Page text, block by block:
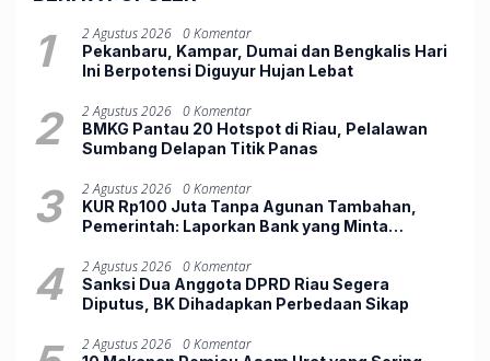
1 2 Agustus 2026 0 Komentar
Pekanbaru, Kampar, Dumai dan Bengkalis Hari
Ini Berpotensi Diguyur Hujan Lebat
2 2 Agustus 2026 0 Komentar
BMKG Pantau 20 Hotspot di Riau, Pelalawan
Sumbang Delapan Titik Panas
3 2 Agustus 2026 0 Komentar
KUR Rp100 Juta Tanpa Agunan Tambahan,
Pemerintah: Laporkan Bank yang Minta
4 2 Agustus 2026 0 Komentar
Sanksi Dua Anggota DPRD Riau Segera
Diputus, BK Dihadapkan Perbedaan Sikap
2 Agustus 2026 0 Komentar